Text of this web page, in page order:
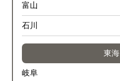
富山
石川
東海
岐阜